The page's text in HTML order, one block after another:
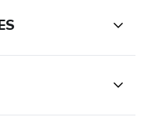
disponíveis